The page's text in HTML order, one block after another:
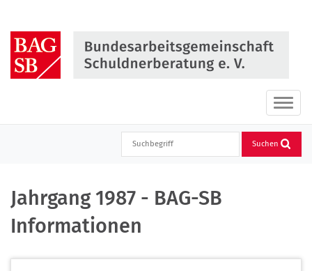
Inhalt
springen
ein-
oder
Suchen
Jahrgang 1987 - BAG-SB
Informationen